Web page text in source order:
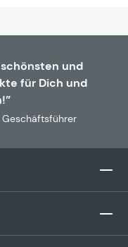
und
für Dich und